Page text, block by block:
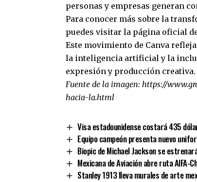
personas y empresas generan
Para conocer más sobre la
puedes visitar la página oficial
Este movimiento de Canva
la inteligencia artificial y la
expresión y producción creativa.
Fuente de la imagen: https://
hacia-la.html
Visa estadounidense costará 435
Equipo campeón presenta nuevo
Biopic de Michael Jackson se
Mexicana de Aviación abre ruta AIFA-
Stanley 1913 lleva murales de arte